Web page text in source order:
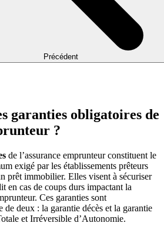
Précédent
garanties obligatoires de
?
de l’assurance emprunteur constituent le
exigé par les établissements prêteurs
prêt immobilier. Elles visent à sécuriser
en cas de coups durs impactant la
Ces garanties sont
de deux : la garantie décès et la garantie
et Irréversible d’Autonomie.